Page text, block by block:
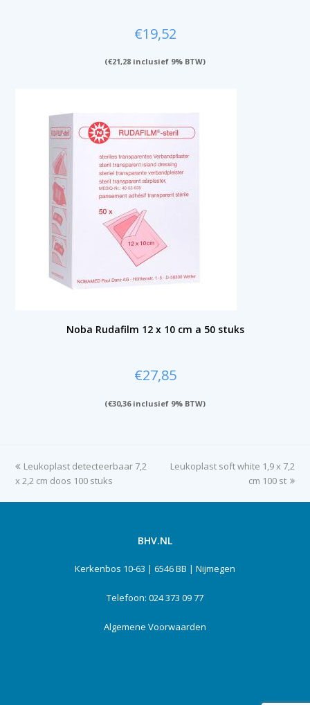
€19,52
(€21,28 inclusief 9% BTW)
Noba Rudafilm 12 x 10 cm a 50 stuks
€27,85
(€30,36inclusief 9% BTW)
previous
post:
Leukoplast detecteerbaar 7,2
x 2,2 cm doos 100 stuks
next
Leukoplast soft white 1,9 x 7,2
cm 100 st
BHV.NL
Kerkenbos 10-63 | 6546 BB | Nijmegen
Telefoon: 024 373 09 77
Algemene Voorwaarden